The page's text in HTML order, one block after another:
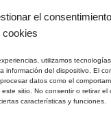
el
cookies
utilizamos
información del dispositivo. El
datos como el
sitio. No consentir o retirar el
características y funciones.
Noche en
Tendremos hoy
por cuenta propia
que nos